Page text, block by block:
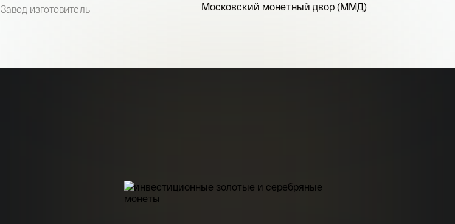
Завод изготовитель
Московский монетный двор (ММД)